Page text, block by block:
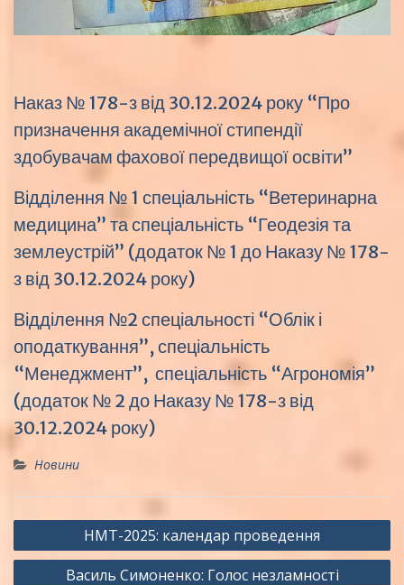
Наказ № 178-з від 30.12.2024 року “Про
призначення академічної стипендії
здобувачам фахової передвищої освіти”
Відділення № 1 спеціальність “Ветеринарна
медицина” та спеціальність “Геодезія та
землеустрій” (додаток № 1 до Наказу № 178-
з від 30.12.2024 року)
Відділення №2 спеціальності “Облік і
оподаткування”, спеціальність
“Менеджмент”, спеціальність “Агрономія”
(додаток № 2 до Наказу № 178-з від
30.12.2024 року)
Новини
Навігація
записів
НМТ-2025: календар проведення
Василь Симоненко: Голос незламності